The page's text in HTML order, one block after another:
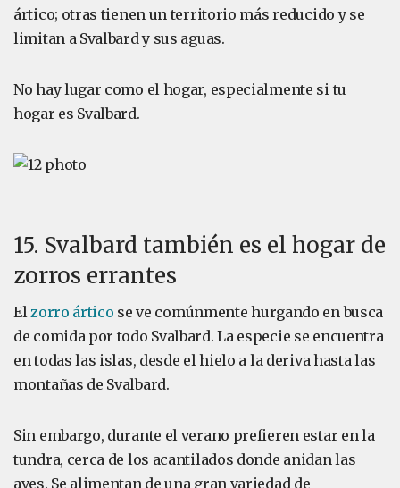
ártico; otras tienen un territorio más reducido y se
limitan a Svalbard y sus aguas.
No hay lugar como el hogar, especialmente si tu
hogar es Svalbard.
15. Svalbard también es el hogar de
zorros errantes
Elzorro ártico se ve comúnmente hurgando en busca
de comida por todo Svalbard. La especie se encuentra
en todas las islas, desde el hielo a la deriva hasta las
montañas de Svalbard.
Sin embargo, durante el verano prefieren estar en la
tundra, cerca de los acantilados donde anidan las
aves. Se alimentan de una gran variedad de